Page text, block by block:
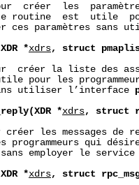
créer  les
routine  est  utile
ces paramètres sans
*xdrs, struct
créer la liste des
pour les
utiliser l’interface
*xdrs, struct
créer les messages de
programmeurs qui
employer le service
*xdrs, struct